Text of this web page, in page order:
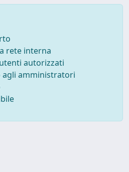
rete interna
autorizzati
amministratori